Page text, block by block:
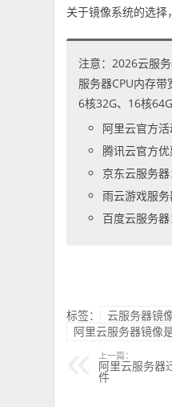
关于镜像系统的选
注意：2026云服
服务器CPU内存
6核32G、16核
阿里云官方活
腾讯云官方优
京东云服务器
雨云游戏服务
百度云服务器
标签： 云服务器镜
阿里云服务器镜像
上一篇：
阿里云服务器
件